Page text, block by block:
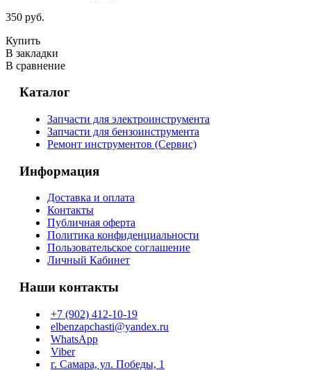
350 руб.
Купить
В закладки
В сравнение
Каталог
Запчасти для электроинструмента
Запчасти для бензоинструмента
Ремонт инструментов (Сервис)
Информация
Доставка и оплата
Контакты
Публичная оферта
Политика конфиденциальности
Пользовательское соглашение
Личный Кабинет
Наши контакты
+7 (902) 412-10-19
elbenzapchasti@yandex.ru
WhatsApp
Viber
г. Самара, ул. Победы, 1